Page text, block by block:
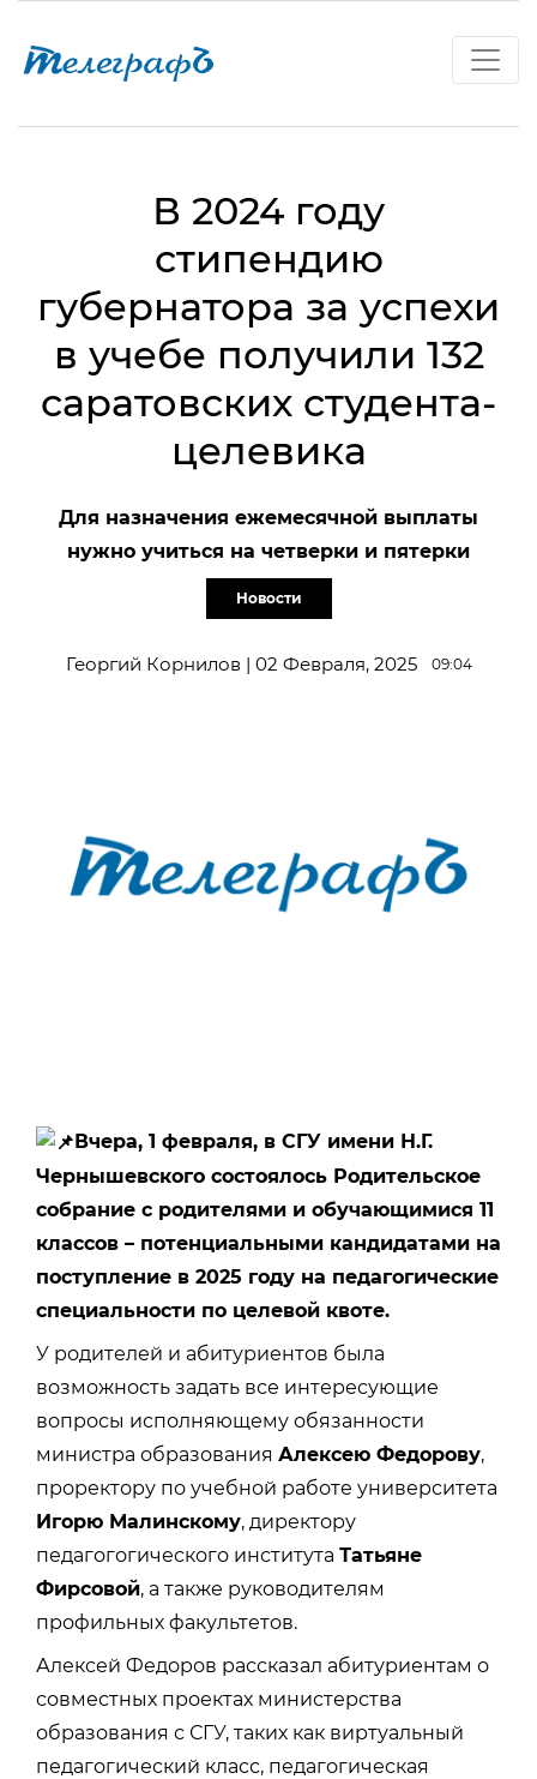
В 2024 году
стипендию
губернатора за успехи
в учебе получили 132
саратовских студента-
целевика
Для назначения ежемесячной выплаты
нужно учиться на четверки и пятерки
Новости
Георгий Корнилов | 02 Февраля, 2025 09:04
Вчера, 1 февраля, в СГУ имени Н.Г.
Чернышевского состоялось Родительское
собрание с родителями и обучающимися 11
классов – потенциальными кандидатами на
поступление в 2025 году на педагогические
специальности по целевой квоте.
У родителей и абитуриентов была
возможность задать все интересующие
вопросы исполняющему обязанности
министра образования Алексею Федорову,
проректору по учебной работе университета
Игорю Малинскому, директору
педагогогического института Татьяне
Фирсовой, а также руководителям
профильных факультетов.
Алексей Федоров рассказал абитуриентам о
совместных проектах министерства
образования с СГУ, таких как виртуальный
педагогический класс, педагогическая